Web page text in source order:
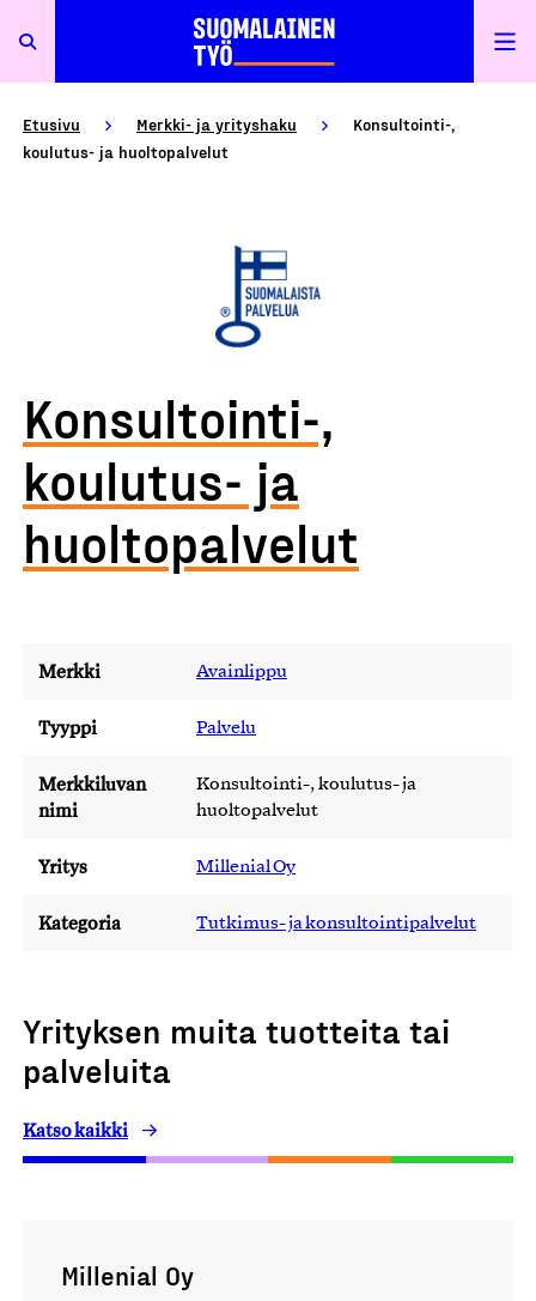
Etusivu Merkki- ja yrityshaku
Konsultointi-,
koulutus- ja huoltopalvelut
Konsultointi-,
koulutus- ja
huoltopalvelut
Merkki Avainlippu
Tyyppi Palvelu
Merkkiluvan
nimi
Konsultointi-, koulutus- ja
huoltopalvelut
Yritys Millenial Oy
Kategoria Tutkimus- ja konsultointipalvelut
Yrityksen muita tuotteita tai
palveluita
Katso kaikki
Millenial Oy